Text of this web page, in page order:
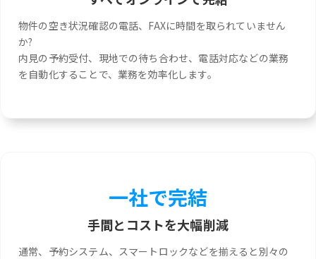
物件の空き状況確認の電話、FAXに時間を取られていません
か?
内見の予約受付、現地での待ち合わせ、電話対応などの業務
を自動化することで、業務を効率化します。
一社で完結
手間とコストを大幅削減
通常、予約システム、スマートロックなどを揃えると別々の